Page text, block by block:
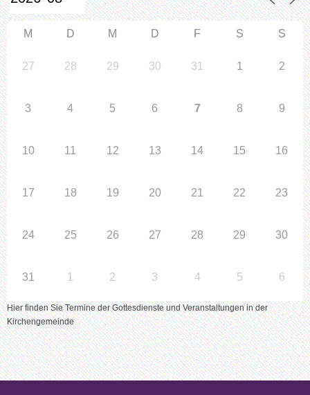
M D M D F S S
27 28 29 30 31 1 2
3 4 5 6 7 8 9
10 11 12 13 14 15 16
17 18 19 20 21 22 23
24 25 26 27 28 29 30
31 1 2 3 4 5 6
Hier finden Sie Termine der Gottesdienste und Veranstaltungen in der
Kirchengemeinde